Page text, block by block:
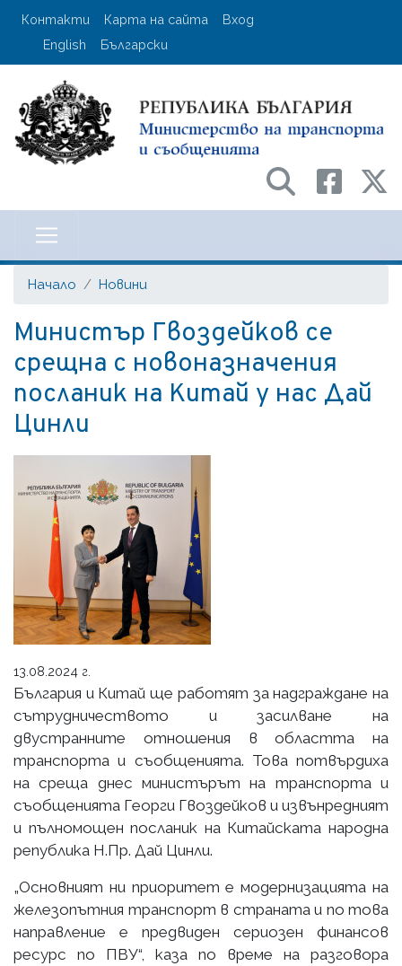
Премини
User account menu
Контакти Карта на сайта
Вход
English
Български
на транспорта
Начало Новини
Министър Гвоздейков се
срещна с новоназначения
посланик на Китай у нас Дай
Цинли
13.08.2024 г.
България и Китай ще работят за надграждане на
сътрудничеството и засилване на
двустранните отношения в областта на
транспорта и съобщенията. Това потвърдиха
на среща днес министърът на транспорта и
съобщенията Георги Гвоздейков и извънредният
и пълномощен посланик на Китайската народна
република Н.Пр. Дай Цинли.
„Основният ни приоритет е модернизацията на
железопътния транспорт в страната и по това
направление е предвиден сериозен финансов
ресурс по ПВУ“, каза по време на разговора